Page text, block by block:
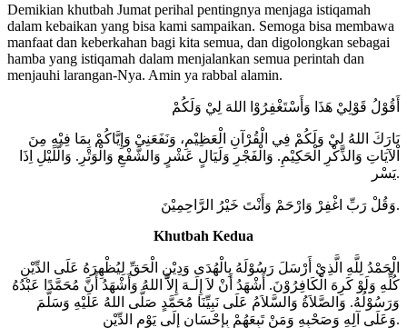
Demikian khutbah Jumat perihal pentingnya menjaga istiqamah
dalam kebaikan yang bisa kami sampaikan. Semoga bisa membawa
manfaat dan keberkahan bagi kita semua, dan digolongkan sebagai
hamba yang istiqamah dalam menjalankan semua perintah dan
menjauhi larangan-Nya. Amin ya rabbal alamin.
أَقُوْلُ قَوْلِيْ هَذَا وَأَسْتَغْفِرُوْا اللهَ لِيْ وَلَكُمْ
بَارَكَ اللهُ لِيْ وَلَكُمْ فِي الْقُرْآنِ الْعَظِيْمِ، وَنَفَعَنِيْ وَإِيَّاكُمْ بِمَا فِيْهِ مِنَ
اْلآيَاتِ وَالذِّكْرِ الْحَكِيْمِ. وَالْفَجْرِ وَلَيَالٍ عَشْرٍ وَالشَّفْعِ وَالْوَتْرِ. وَالّلَيْلِ اِذَا
يَسْر.
وَقُلْ رَبِّ اغْفِرْ وَارْحَمْ وَأَنْتَ خَيْرُ الرَّاحِمِيْنَ.
Khutbah Kedua
الْحَمْدُ لِلَّهِ الَّذِيْ أَرْسَلَ رَسُوْلَهُ بِالْهُدَى وَدِيْنِ الْحَقِّ لِيُظْهِرَهُ عَلَى الدِّيْنِ
كُلِّهِ وَلَوْ كَرِهَ الْكَافِرُوْنَ. أَشْهَدُ أَنْ لاَ إِلَـهَ إِلاَّ اللهُ وَأَشْهَدُ أَنَّ مُحَمَّدًا عَبْدُهُ
وَرَسُوْلُهُ. وَالصَّلاَةُ وَالسَّلاَمُ عَلَى نَبِيِّنَا مُحَمَّدٍ صَلَّى اللهُ عَلَيْهِ وَسَلَّمَ
وَعَلَى آلِهِ وَصَحْبِهِ وَمَنْ تَبِعَهُمْ بِإِحْسَانٍ إِلَى يَوْمِ الدِّيْنِ.